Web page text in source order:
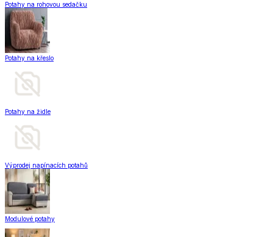
Potahy na rohovou sedačku
Potahy na křeslo
Potahy na židle
Výprodej napínacích potahů
Modulové potahy